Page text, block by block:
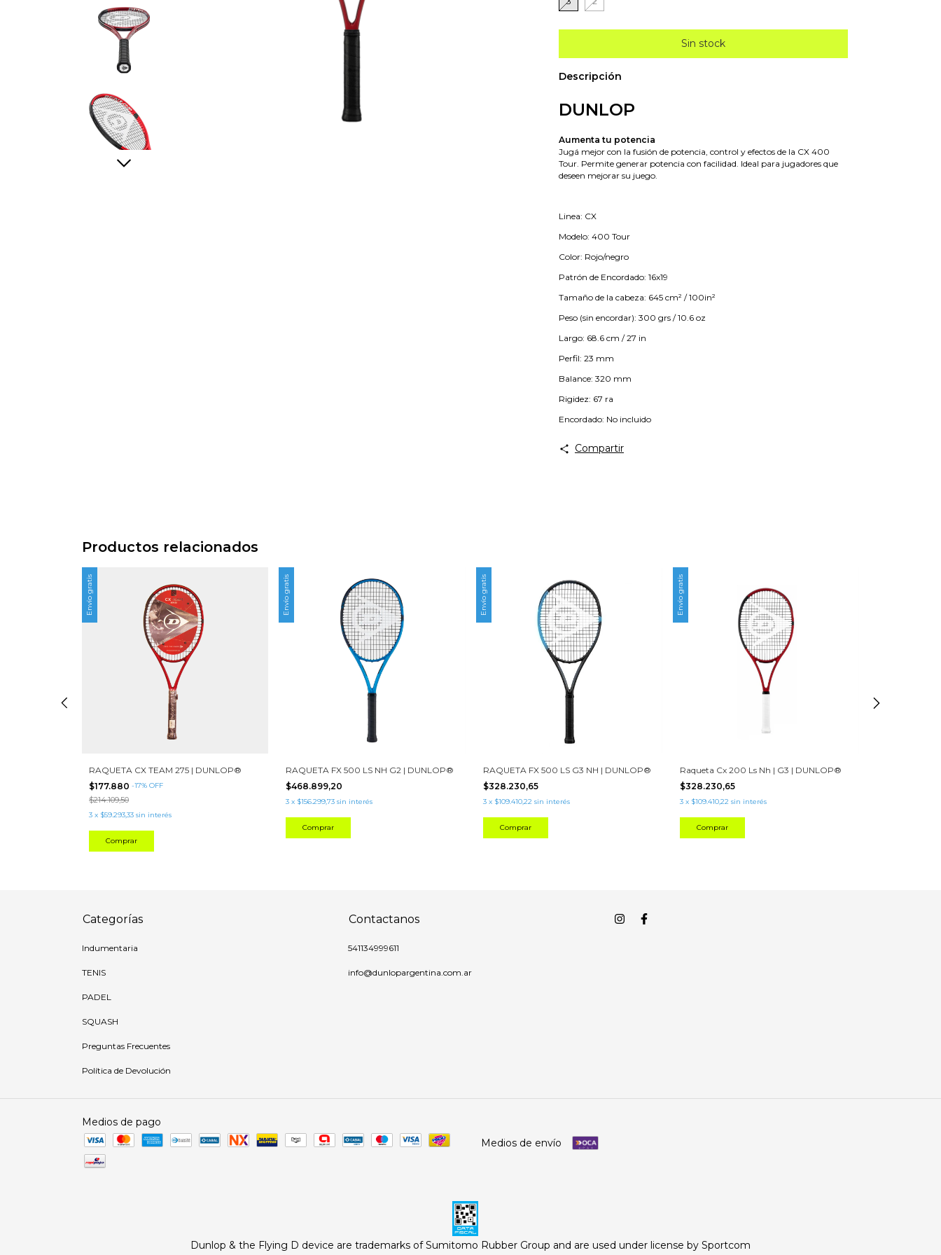
Descripción
DUNLOP
Aumenta tu potencia
Jugá mejor con la fusión de potencia, control y efectos de la CX 400
Tour. Permite generar potencia con facilidad. Ideal para jugadores que
deseen mejorar su juego.
Linea: CX
Modelo: 400 Tour
Color: Rojo/negro
Patrón de Encordado: 16x19
Tamaño de la cabeza: 645 cm² / 100in²
Peso (sin encordar): 300 grs / 10.6 oz
Largo: 68.6 cm / 27 in
Perfil: 23 mm
Balance: 320 mm
Rigidez: 67 ra
Encordado: No incluido
Compartir
Productos relacionados
Envío gratis
RAQUETA CX TEAM 275 | DUNLOP®
$177.880 -17% OFF
$214.109,50
3 x $59.293,33 sin interés
Comprar
Envío gratis
RAQUETA FX 500 LS NH G2 | DUNLOP®
$468.899,20
3 x $156.299,73 sin interés
Comprar
Envío gratis
RAQUETA FX 500 LS G3 NH | DUNLOP®
$328.230,65
3 x $109.410,22 sin interés
Comprar
Envío gratis
Raqueta Cx 200 Ls Nh | G3 | DUNLOP®
$328.230,65
3 x $109.410,22 sin interés
Comprar
Categorías
Indumentaria
TENIS
PADEL
SQUASH
Preguntas Frecuentes
Política de Devolución
Contactanos
541134999611
info@dunlopargentina.com.ar
Medios de pago
Medios de envío
Dunlop & the Flying D device are trademarks of Sumitomo Rubber Group and are used under license by Sportcom